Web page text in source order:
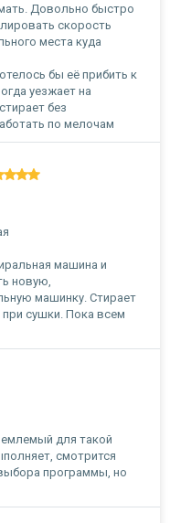
Довольно быстро
скорость
места куда
бы её прибить к
уезжает на
без
по мелочам
машина и
новую,
машинку. Стирает
при сушки. Пока всем
для такой
смотрится
программы, но